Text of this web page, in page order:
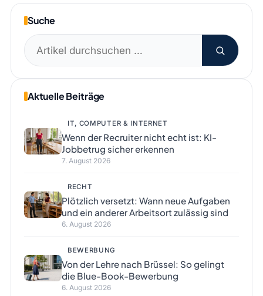
Suche
Suchen
nach:
Aktuelle Beiträge
IT, COMPUTER & INTERNET
Wenn der Recruiter nicht echt ist: KI-
Jobbetrug sicher erkennen
7. August 2026
RECHT
Plötzlich versetzt: Wann neue Aufgaben
und ein anderer Arbeitsort zulässig sind
6. August 2026
BEWERBUNG
Von der Lehre nach Brüssel: So gelingt
die Blue-Book-Bewerbung
6. August 2026